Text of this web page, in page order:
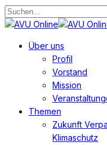
Zum
Hauptinhalt
Suche
Suchen
Menü
Über uns
Profil
Vorstand
Mission
Themen
Zukunft
Klimaschutz